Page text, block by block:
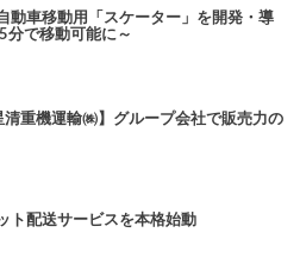
動車移動用「スケーター」を開発・導
分で移動可能に～
清重機運輸㈱】グループ会社で販売力の
ト配送サービスを本格始動